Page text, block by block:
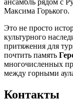
Максима Горького.
Это не просто
культурного
притяжения для
почтить память
многочисленных
между горными
Контакты